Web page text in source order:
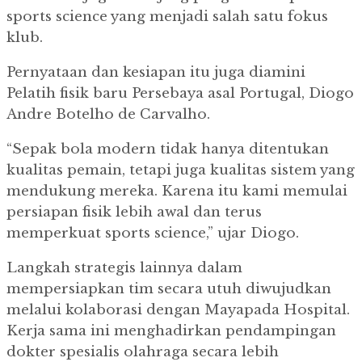
sports science yang menjadi salah satu fokus
klub.
Pernyataan dan kesiapan itu juga diamini
Pelatih fisik baru Persebaya asal Portugal, Diogo
Andre Botelho de Carvalho.
“Sepak bola modern tidak hanya ditentukan
kualitas pemain, tetapi juga kualitas sistem yang
mendukung mereka. Karena itu kami memulai
persiapan fisik lebih awal dan terus
memperkuat sports science,” ujar Diogo.
Langkah strategis lainnya dalam
mempersiapkan tim secara utuh diwujudkan
melalui kolaborasi dengan Mayapada Hospital.
Kerja sama ini menghadirkan pendampingan
dokter spesialis olahraga secara lebih